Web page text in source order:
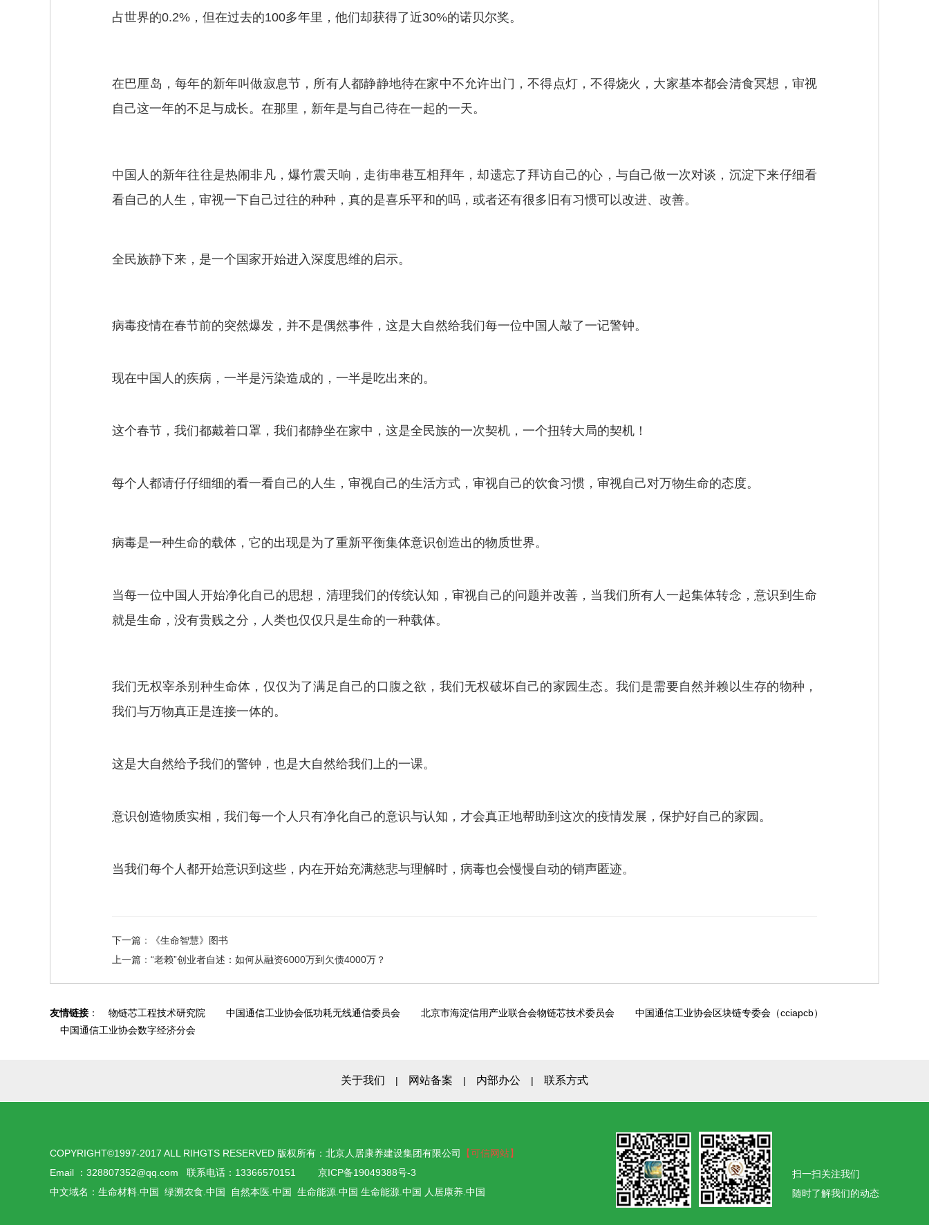
占世界的0.2%，但在过去的100多年里，他们却获得了近30%的诺贝尔奖。
在巴厘岛，每年的新年叫做寂息节，所有人都静静地待在家中不允许出门，不得点灯，不得烧火，大家基本都会清食冥想，审视
自己这一年的不足与成长。在那里，新年是与自己待在一起的一天。
中国人的新年往往是热闹非凡，爆竹震天响，走街串巷互相拜年，却遗忘了拜访自己的心，与自己做一次对谈，沉淀下来仔细看
看自己的人生，审视一下自己过往的种种，真的是喜乐平和的吗，或者还有很多旧有习惯可以改进、改善。
全民族静下来，是一个国家开始进入深度思维的启示。
病毒疫情在春节前的突然爆发，并不是偶然事件，这是大自然给我们每一位中国人敲了一记警钟。
现在中国人的疾病，一半是污染造成的，一半是吃出来的。
这个春节，我们都戴着口罩，我们都静坐在家中，这是全民族的一次契机，一个扭转大局的契机！
每个人都请仔仔细细的看一看自己的人生，审视自己的生活方式，审视自己的饮食习惯，审视自己对万物生命的态度。
病毒是一种生命的载体，它的出现是为了重新平衡集体意识创造出的物质世界。
当每一位中国人开始净化自己的思想，清理我们的传统认知，审视自己的问题并改善，当我们所有人一起集体转念，意识到生命
就是生命，没有贵贱之分，人类也仅仅只是生命的一种载体。
我们无权宰杀别种生命体，仅仅为了满足自己的口腹之欲，我们无权破坏自己的家园生态。我们是需要自然并赖以生存的物种，
我们与万物真正是连接一体的。
这是大自然给予我们的警钟，也是大自然给我们上的一课。
意识创造物质实相，我们每一个人只有净化自己的意识与认知，才会真正地帮助到这次的疫情发展，保护好自己的家园。
当我们每个人都开始意识到这些，内在开始充满慈悲与理解时，病毒也会慢慢自动的销声匿迹。
下一篇 ：
《生命智慧》图书
上一篇 ： “老赖”创业者自述：如何从融资6000万到欠债4000万？
友情链接 ： 物链芯工程技术研究院 中国通信工业协会低功耗无线通信委员会 北京市海淀信用产业联合会物链芯技术委员会
中国通信工业协会区块链专委会（cciapcb）
中国通信工业协会数字经济分会
关于我们 | 网站备案 | 内部办公 | 联系方式
COPYRIGHT©1997-2017 ALL RIHGTS RESERVED 版权所有：北京人居康养建设集团有限公司
【可信网站】
Email ：328807352@qq.com 联系电话：13366570151 京ICP备19049388号-3
中文域名：生命材料.中国 绿溯农食.中国 自然本医.中国 生命能源.中国 生命能源.中国 人居康养.中国
扫一扫关注我们
随时了解我们的动态